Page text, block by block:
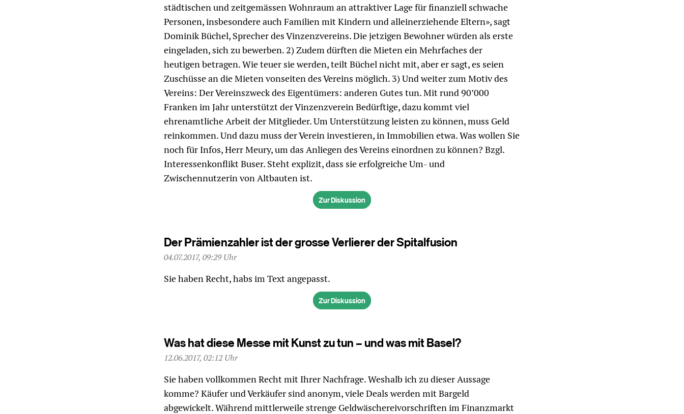
städtischen und zeitgemässen Wohnraum an attraktiver Lage für finanziell schwache
Personen, insbesondere auch Familien mit Kindern und alleinerziehende Eltern», sagt
Dominik Büchel, Sprecher des Vinzenzvereins. Die jetzigen Bewohner würden als erste
eingeladen, sich zu bewerben. 2) Zudem dürften die Mieten ein Mehrfaches der
heutigen betragen. Wie teuer sie werden, teilt Büchel nicht mit, aber er sagt, es seien
Zuschüsse an die Mieten vonseiten des Vereins möglich. 3) Und weiter zum Motiv des
Vereins: Der Vereinszweck des Eigentümers: anderen Gutes tun. Mit rund 90’000
Franken im Jahr unterstützt der Vinzenzverein Bedürftige, dazu kommt viel
ehrenamtliche Arbeit der Mitglieder. Um Unterstützung leisten zu können, muss Geld
reinkommen. Und dazu muss der Verein investieren, in Immobilien etwa. Was wollen Sie
noch für Infos, Herr Meury, um das Anliegen des Vereins einordnen zu können? Bzgl.
Interessenkonflikt Buser. Steht explizit, dass sie erfolgreiche Um- und
Zwischennutzerin von Altbauten ist.
Zur Diskussion
Der Prämienzahler ist der grosse Verlierer der Spitalfusion
04.07.2017, 09:29 Uhr
Sie haben Recht, habs im Text angepasst.
Zur Diskussion
Was hat diese Messe mit Kunst zu tun – und was mit Basel?
12.06.2017, 02:12 Uhr
Sie haben vollkommen Recht mit Ihrer Nachfrage. Weshalb ich zu dieser Aussage
komme? Käufer und Verkäufer sind anonym, viele Deals werden mit Bargeld
abgewickelt. Während mittlerweile strenge Geldwäschereivorschriften im Finanzmarkt